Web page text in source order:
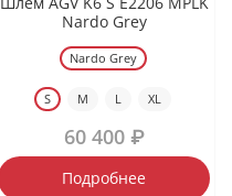
Nardo Grey
Nardo Grey
S M L XL
60 400 ₽
Подробнее